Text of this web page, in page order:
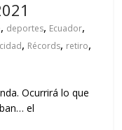
, deportes, Ecuador,
, Récords, retiro,
Ocurrirá lo que
el